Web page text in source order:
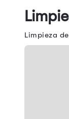
Limpieza